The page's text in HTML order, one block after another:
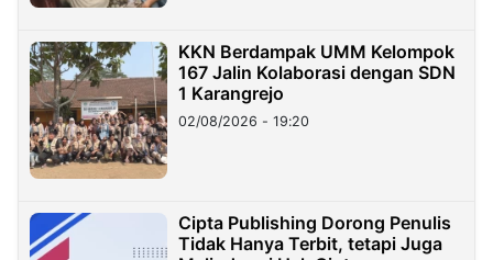
KKN Berdampak UMM Kelompok
167 Jalin Kolaborasi dengan SDN
1 Karangrejo
02/08/2026 - 19:20
Cipta Publishing Dorong Penulis
Tidak Hanya Terbit, tetapi Juga